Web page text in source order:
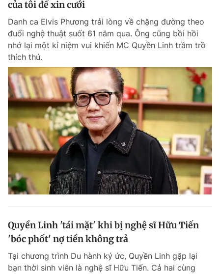
Giấy phép xuất bản số 110/GP - BTTTT cấp ngày 24.3.2020
© 2003-2026 Bản quyền thuộc về Báo Thanh Niên. Cấm sao chép
dưới mọi hình thức nếu không có sự chấp thuận bằng văn bản.
Phát triển bởi ePi Technologies, JSC.
của tôi để xin cưới
Danh ca Elvis Phương trải lòng về chặng đường theo
đuổi nghệ thuật suốt 61 năm qua. Ông cũng bồi hồi
nhớ lại một kỉ niệm vui khiến MC Quyền Linh trầm trồ
thích thú.
Quyền Linh 'tái mặt' khi bị nghệ sĩ Hữu Tiến
'bóc phốt' nợ tiền không trả
Tại chương trình Du hành ký ức, Quyền Linh gặp lại
bạn thời sinh viên là nghệ sĩ Hữu Tiến. Cả hai cùng